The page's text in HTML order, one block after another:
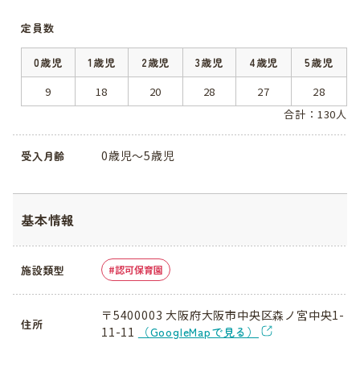
定員数
0歳児 1歳児 2歳児 3歳児 4歳児
5歳児
9
18 20 28 27
28
合計：130人
受入月齢 0歳児～5歳児
基本情報
施設類型 認可保育園
住所
〒5400003 大阪府大阪市中央区森ノ宮中央1-
11-11
（GoogleMapで見る）